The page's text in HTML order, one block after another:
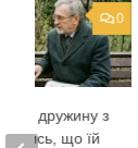
0
дружину з
що їй